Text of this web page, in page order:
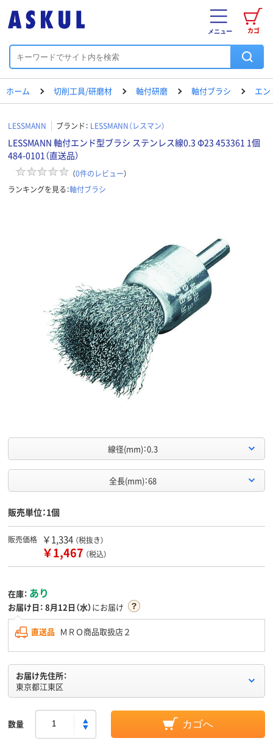
カゴ
メニュー
ホーム 切削工具/研磨材 軸付研磨 軸付ブラシ エ
LESSMANN ブランド： LESSMANN（レスマン）
LESSMANN 軸付エンド型ブラシ ステンレス線0.3 Φ23 453361 1個
484-0101（直送品）
（0件のレビュー）
ランキングを見る：軸付ブラシ
線径(mm)：0.3
全長(mm)：68
販売単位：1個
販売価格 ￥1,334 （税抜き）
￥1,467 （税込）
在庫： あり
お届け日： 8月12日（水）にお届け
直送品 ＭＲＯ商品取扱店２
お届け先住所：
東京都江東区
数量 カゴへ